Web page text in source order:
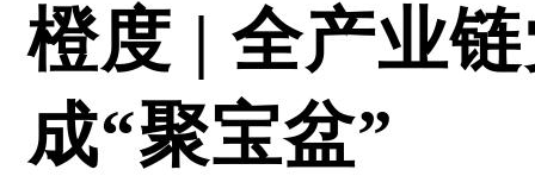
橙度 | 全产业
成“聚宝盆”